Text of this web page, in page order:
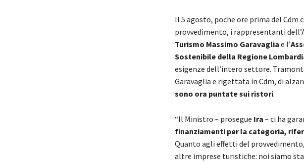
Il 5 agosto, poche ore prima del Cdm
provvedimento, i rappresentanti
Turismo Massimo Garavaglia e l’
Sostenibile della Regione
esigenze dell’intero settore.
Garavaglia e rigettata in Cdm, di
sono ora puntate sui ristori.
“Il Ministro – prosegue Ira – ci ha
finanziamenti per la categoria,
Quanto agli effetti del
altre imprese turistiche: noi siamo